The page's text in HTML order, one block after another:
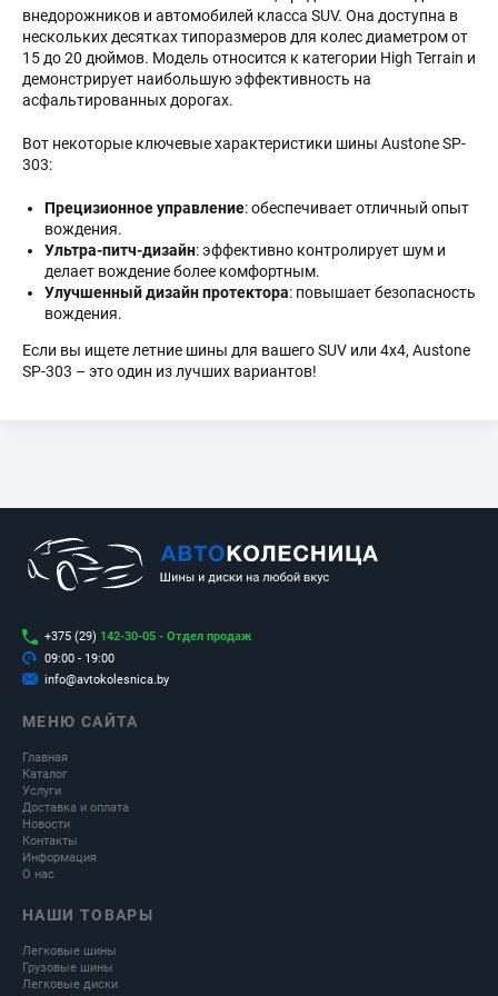
ОПЛАТА
ОТЗЫВЫ
внедорожников и автомобилей класса SUV. Она доступна в
нескольких десятках типоразмеров для колес диаметром от
15 до 20 дюймов. Модель относится к категории High Terrain и
демонстрирует наибольшую эффективность на
асфальтированных дорогах.
Вот некоторые ключевые характеристики шины Austone SP-
303:
Прецизионное управление: обеспечивает отличный опыт
вождения.
Ультра-питч-дизайн: эффективно контролирует шум и
делает вождение более комфортным.
Улучшенный дизайн протектора: повышает безопасность
вождения.
Если вы ищете летние шины для вашего SUV или 4x4, Austone
SP-303 – это один из лучших вариантов!
+375 (29) 142-30-05 - Отдел продаж
09:00 - 19:00
info@avtokolesnica.by
МЕНЮ САЙТА
Главная
Каталог
Услуги
Доставка и оплата
Новости
Контакты
Информация
О нас
НАШИ ТОВАРЫ
Легковые шины
Грузовые шины
Легковые диски